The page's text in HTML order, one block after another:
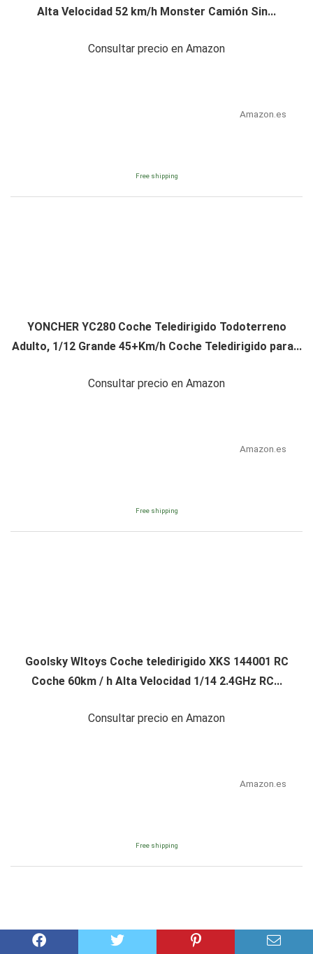
Alta Velocidad 52 km/h Monster Camión Sin...
Consultar precio en Amazon
Amazon.es
Free shipping
YONCHER YC280 Coche Teledirigido Todoterreno
Adulto, 1/12 Grande 45+Km/h Coche Teledirigido para...
Consultar precio en Amazon
Amazon.es
Free shipping
Goolsky Wltoys Coche teledirigido XKS 144001 RC
Coche 60km / h Alta Velocidad 1/14 2.4GHz RC...
Consultar precio en Amazon
Amazon.es
Free shipping